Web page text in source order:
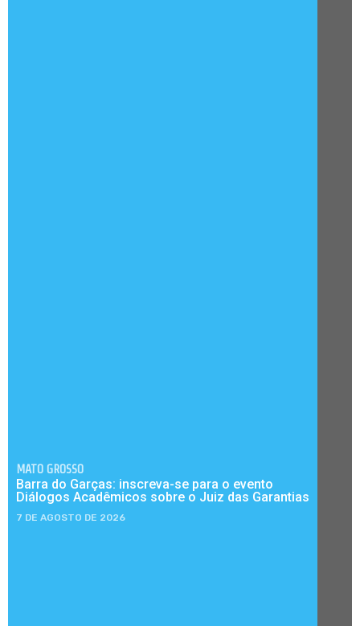
MATO GROSSO
Barra do Garças: inscreva-se para o evento
Diálogos Acadêmicos sobre o Juiz das Garantias
7 DE AGOSTO DE 2026